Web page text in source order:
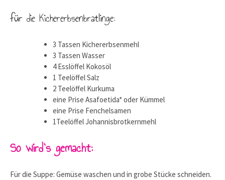
für die Kichererbsenbratlinge:
3 Tassen Kichererbsenmehl
3 Tassen Wasser
4 Esslöffel Kokosöl
1 Teelöffel Salz
2 Teelöffel Kurkuma
eine Prise Asafoetida* oder Kümmel
eine Prise Fenchelsamen
1Teelöffel Johannisbrotkernmehl
So wird`s gemacht:
Für die Suppe: Gemüse waschen und in grobe Stücke schneiden.